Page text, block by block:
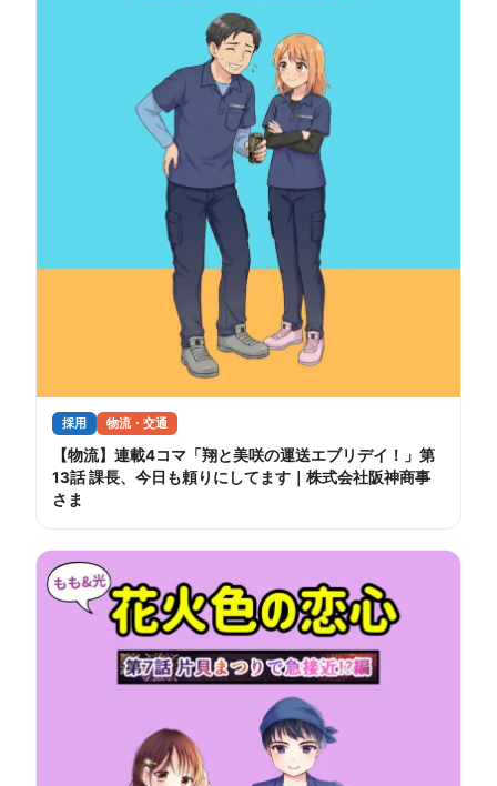
採用 物流・交通
【物流】連載4コマ「翔と美咲の運送エブリデイ！」第
13話 課長、今日も頼りにしてます｜株式会社阪神商事
さま